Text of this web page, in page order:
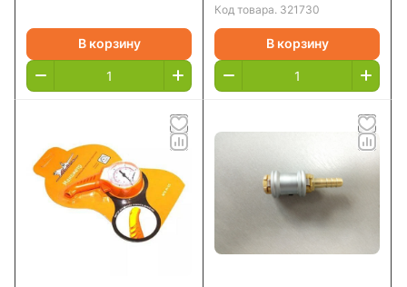
В корзину
Код товара. 321730
В корзину